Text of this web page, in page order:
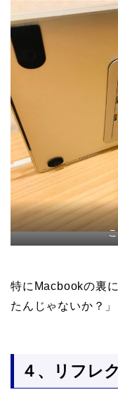
特にMacbookの裏
たんじゃないか？
４、リフレ